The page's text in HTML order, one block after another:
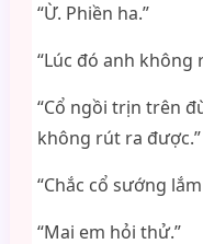
“Ừ. Phiền ha.”
“Lúc đó anh không
“Cổ ngồi trịn trên
không rút ra được.”
“Chắc cổ sướng lắm
“Mai em hỏi thử.”